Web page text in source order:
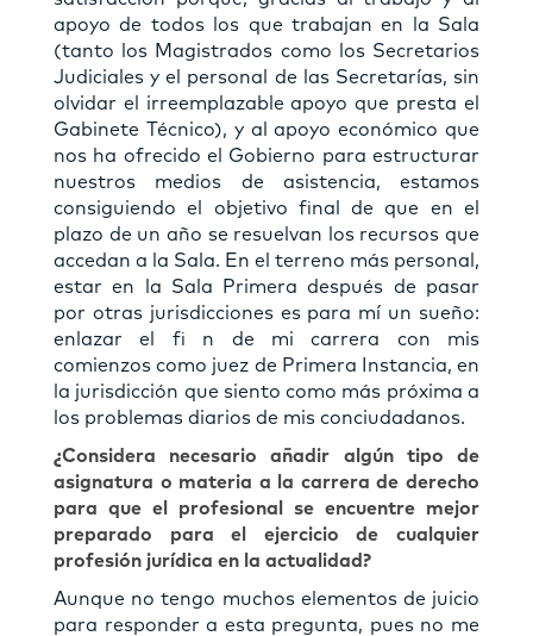
apoyo de todos los que trabajan en la Sala
(tanto los Magistrados como los Secretarios
Judiciales y el personal de las Secretarías, sin
olvidar el irreemplazable apoyo que presta el
Gabinete Técnico), y al apoyo económico que
nos ha ofrecido el Gobierno para estructurar
nuestros medios de asistencia, estamos
consiguiendo el objetivo ﬁnal de que en el
plazo de un año se resuelvan los recursos que
accedan a la Sala. En el terreno más personal,
estar en la Sala Primera después de pasar
por otras jurisdicciones es para mí un sueño:
enlazar el ﬁ n de mi carrera con mis
comienzos como juez de Primera Instancia, en
la jurisdicción que siento como más próxima a
los problemas diarios de mis conciudadanos.
¿Considera necesario añadir algún tipo de
asignatura o materia a la carrera de derecho
para que el profesional se encuentre mejor
preparado para el ejercicio de cualquier
profesión jurídica en la actualidad?
Aunque no tengo muchos elementos de juicio
para responder a esta pregunta, pues no me